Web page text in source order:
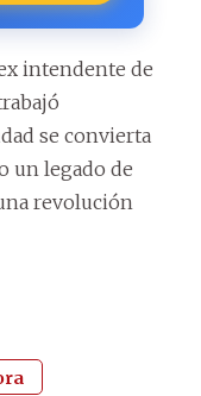
intendente de
se convierta
un legado de
revolución